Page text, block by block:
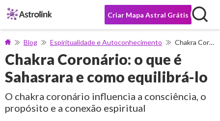
Criar Mapa Astral Grátis
Blog Espiritualidade e Autoconhecimento Chakra Coronário: o que é Sahasrara e como equilibrá-lo
Chakra Coronário: o que é
Sahasrara e como equilibrá-lo
O chakra coronário influencia a consciência, o
propósito e a conexão espiritual